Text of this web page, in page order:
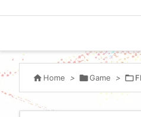
 Home > Game > 